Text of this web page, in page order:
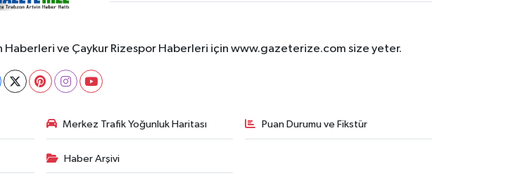
Haberleri ve Çaykur Rizespor Haberleri için www.gazeterize.com size yeter.
Merkez Trafik Yoğunluk Haritası Puan Durumu ve Fikstür
Haber Arşivi